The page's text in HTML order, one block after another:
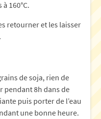
160°C.
retourner et les laisser
de soja, rien de
pendant 8h dans de
puis porter de l’eau
une bonne heure.